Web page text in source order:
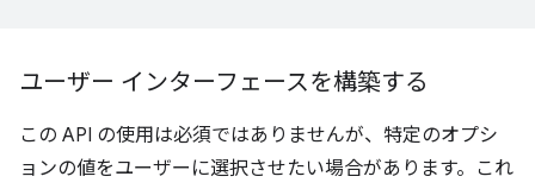
ユーザー インターフェースを構築する
この API の使用は必須ではありませんが、特定のオプシ
ョンの値をユーザーに選択させたい場合があります。これ